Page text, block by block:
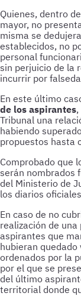
Quienes, dentro
mayor, no
misma se
establecidos, no
personal
sin perjuicio de la
incurrir por
En este último
de los aspirantes
Tribunal una
habiendo
propuestos hasta
Comprobado que
serán nombrados
del Ministerio de
los diarios
En caso de no
realización de
aspirantes que
hubieran
ordenados por la
por el que se
del último
territorial donde